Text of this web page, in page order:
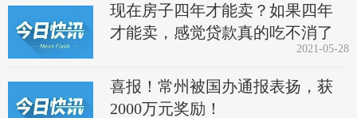
现在房子四年才能卖？如果四年
才能卖，感觉贷款真的吃不消了
2021-05-28
喜报！常州被国办通报表扬，获
2000万元奖励！